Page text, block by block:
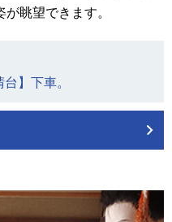
眺望できます。
】下車。